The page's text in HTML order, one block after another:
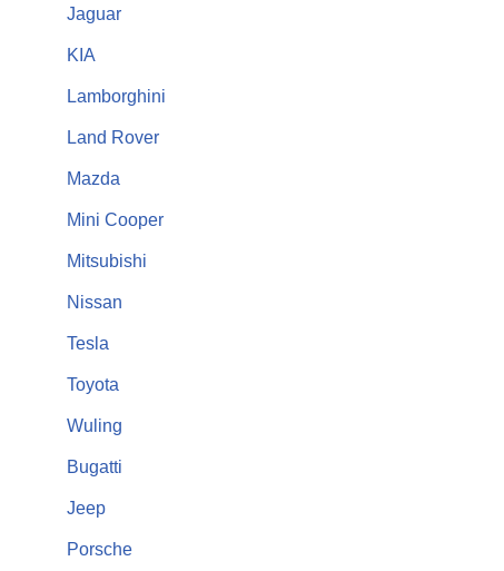
Jaguar
KIA
Lamborghini
Land Rover
Mazda
Mini Cooper
Mitsubishi
Nissan
Tesla
Toyota
Wuling
Bugatti
Jeep
Porsche